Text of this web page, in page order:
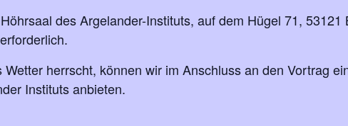
des Argelander-Instituts, auf dem Hügel 71, 53121
herrscht, können wir im Anschluss an den Vortrag
Instituts anbieten.